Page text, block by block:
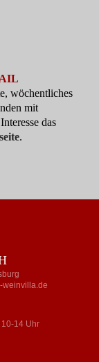
wöchentliches
mit
das
.
weinvilla.de
10-14 Uhr